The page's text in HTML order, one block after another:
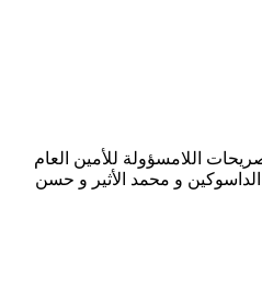
اللامسؤولة للأمين العام
و محمد الأثير و حسن